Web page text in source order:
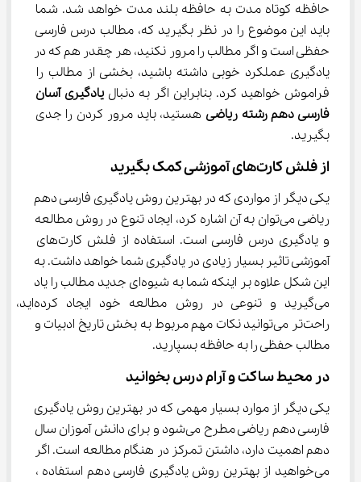
حافظه کوتاه مدت به حافظه بلند مدت خواهد شد. شما
باید این موضوع را در نظر بگیرید که، مطالب درس فارسی
حفظی است و اگر مطالب را مرور نکنید، هر چقدر هم که در
یادگیری عملکرد خوبی داشته باشید، بخشی از مطالب را
فراموش خواهید کرد. بنابراین اگر به دنبال یادگیری آسان
فارسی دهم رشته ریاضی هستید، باید مرور کردن را جدی
بگیرید.
از فلش کارت‌های آموزشی کمک بگیرید
یکی دیگر از مواردی که در بهترین روش یادگیری فارسی دهم
ریاضی می‌توان به آن اشاره کرد، ایجاد تنوع در روش مطالعه
و یادگیری درس فارسی است. استفاده از فلش کارت‌های
آموزشی تاثیر بسیار زیادی در یادگیری شما خواهد داشت. به
این شکل علاوه بر اینکه شما به شیوه‌ای جدید مطالب را یاد
می‌گیرید و تنوعی در روش مطالعه خود ایجاد کرده‌اید،
راحت‌تر می‌توانید نکات مهم مربوط به بخش تاریخ ادبیات و
مطالب حفظی را به حافظه بسپارید.
در محیط ساکت و آرام درس بخوانید
یکی دیگر از موارد بسیار مهمی که در بهترین روش یادگیری
فارسی دهم ریاضی مطرح می‌شود و برای دانش آموزان سال
دهم اهمیت دارد، داشتن تمرکز در هنگام مطالعه است. اگر
می‌خواهید از بهترین روش یادگیری فارسی دهم استفاده ،